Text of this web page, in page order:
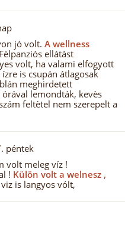
jó volt. A wellness
Fèlpanziós ellátást
volt, ha valami elfogyott
is csupán átlagosak
meghirdetett
lemondták, kevès
feltètel nem szerepelt a
péntek
volt meleg víz !
! Külön volt a welnesz ,
is langyos vólt,